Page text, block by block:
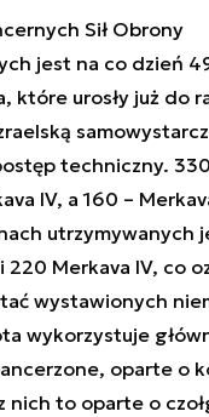
Sił Obrony
jest na co dzień
które urosły już do
techniczny.
IV, a 160 –
utrzymywanych
220 Merkava IV, co
wystawionych
wykorzystuje
oparte o
nich to oparte o